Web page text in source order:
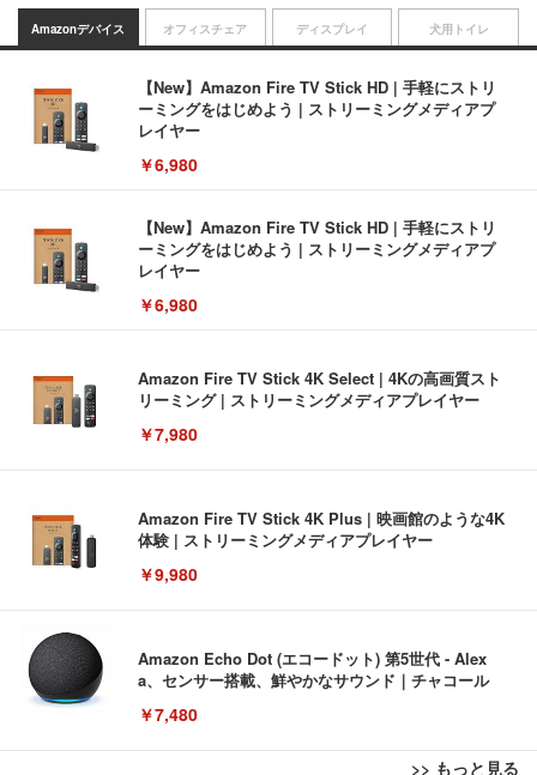
Amazonデバイス
【New】Amazon Fire TV Stick HD | 手軽にストリ
ーミングをはじめよう | ストリーミングメディアプ
レイヤー
￥6,980
【New】Amazon Fire TV Stick HD | 手軽にストリ
ーミングをはじめよう | ストリーミングメディアプ
レイヤー
￥6,980
Amazon Fire TV Stick 4K Select | 4Kの高画質スト
リーミング | ストリーミングメディアプレイヤー
￥7,980
Amazon Fire TV Stick 4K Plus | 映画館のような4K
体験 | ストリーミングメディアプレイヤー
￥9,980
Amazon Echo Dot (エコードット) 第5世代 - Alex
a、センサー搭載、鮮やかなサウンド｜チャコール
￥7,480
>> もっと見る
オフィスチェア ディスプレイ 犬用トイレ